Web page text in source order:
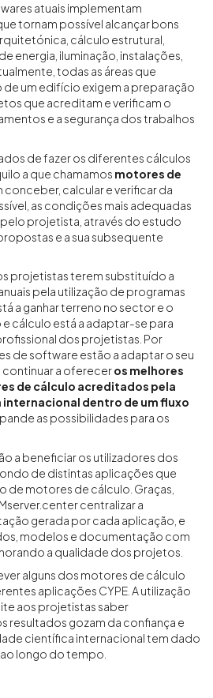
atuais implementam
tornam possível alcançar bons
cálculo estrutural,
energia, iluminação, instalações,
todas as áreas que
um edifício exigem a preparação
que acreditam e verificam o
e a segurança dos trabalhos
de fazer os diferentes cálculos
a que chamamos motores de
conceber, calcular e verificar da
as condições mais adequadas
projetista, através do estudo
e a sua subsequente
projetistas terem substituído a
pela utilização de programas
a ganhar terreno no sector e o
cálculo está a adaptar-se para
dos projetistas. Por
de software estão a adaptar o seu
a ofereceros melhores
de cálculo acreditados pela
dentro de um fluxo
as possibilidades para os
a beneficiar os utilizadores dos
de distintas aplicações que
de motores de cálculo. Graças,
centralizar a
gerada por cada aplicação, e
modelos e documentação com
a qualidade dos projetos.
alguns dos motores de cálculo
aplicações CYPE. A utilização
aos projetistas saber
resultados gozam da confiança e
científica internacional tem dado
longo do tempo.